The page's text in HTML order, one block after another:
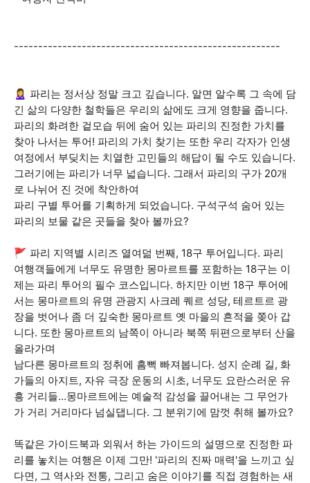
-------------------------------------------------------
🙎‍♀️ 파리는 정서상 정말 크고 깊습니다. 알면 알수록 그 속에 담
긴 삶의 다양한 철학들은 우리의 삶에도 크게 영향을 줍니다.
파리의 화려한 겉모습 뒤에 숨어 있는 파리의 진정한 가치를
찾아 나서는 투어! 파리의 가치 찾기는 또한 우리 각자가 인생
여정에서 부딪치는 치열한 고민들의 해답이 될 수도 있습니다.
그러기에는 파리가 너무 넓습니다. 그래서 파리의 구가 20개
로 나뉘어 진 것에 착안하여
파리 구별 투어를 기획하게 되었습니다. 구석구석 숨어 있는
파리의 보물 같은 곳들을 찾아 볼까요?
🚩 파리 지역별 시리즈 열여덞 번째, 18구 투어입니다. 파리
여행객들에게 너무도 유명한 몽마르트를 포함하는 18구는 이
제는 파리 투어의 필수 코스입니다. 하지만 이번 18구 투어에
서는 몽마르트의 유명 관광지 사크레 퀘르 성당, 테르트르 광
장을 벗어나 좀 더 깊숙한 몽마르트 옛 마을의 흔적을 쫒아 갑
니다. 또한 몽마르트의 남쪽이 아니라 북쪽 뒤편으로부터 산을
올라가며
남다른 몽마르트의 정취에 흠뻑 빠져봅니다. 성지 순례 길, 화
가들의 아지트, 자유 극장 운동의 시초, 너무도 요란스러운 유
흥 거리들…몽마르트에는 예술적 감성을 끌어내는 그 무언가
가 거리 거리마다 넘실댑니다. 그 분위기에 맘껏 취해 볼까요?
똑같은 가이드북과 외워서 하는 가이드의 설명으로 진정한 파
리를 놓치는 여행은 이제 그만! '파리의 진짜 매력'을 느끼고 싶
다면, 그 역사와 전통, 그리고 숨은 이야기를 직접 경험하는 새